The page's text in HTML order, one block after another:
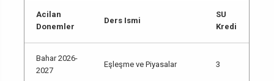
Acilan
Donemler
Ders Ismi
SU
Kredi
Bahar 2026-
2027
Eşleşme ve Piyasalar 3